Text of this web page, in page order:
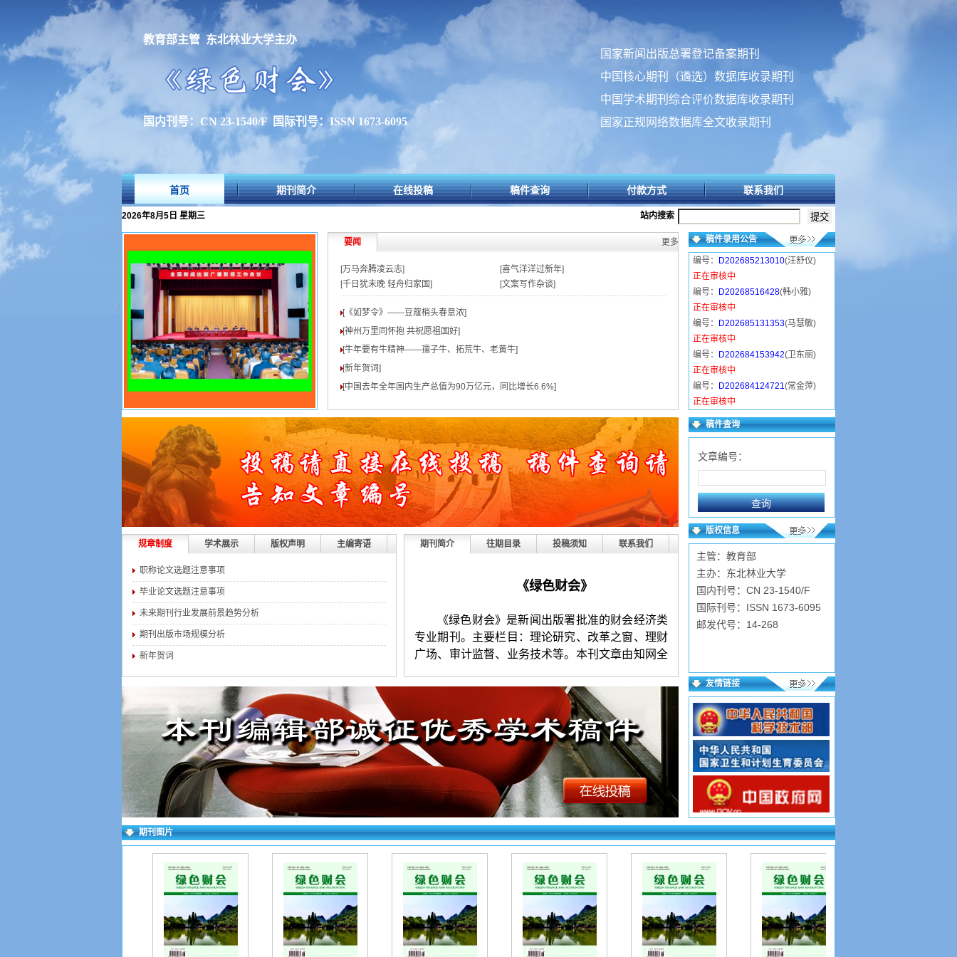
教育部主管 东北林业大学主办
国内刊号：CN 23-1540/F 国际刊号：ISSN 1673-6095
国家新闻出版总署登记备案期刊
中国核心期刊（遴选）数据库收录期刊
中国学术期刊综合评价数据库收录期刊
国家正规网络数据库全文收录期刊
首页 期刊简介 在线投稿 稿件查询 付款方式 联系我们
2026年8月5日 星期三 站内搜索
要闻 更多>>
[万马奔腾凌云志]
[喜气洋洋过新年]
[千日犹未晚 轻舟归家国]
[文案写作杂谈]
[《如梦令》——豆蔻梢头春意浓]
[神州万里同怀抱 共祝愿祖国好]
[牛年要有牛精神——孺子牛、拓荒牛、老黄牛]
[新年贺词]
[中国去年全年国内生产总值为90万亿元，同比增长6.6%]
稿件录用公告
编号： D202685213010(汪舒仪)
正在审核中
编号：
D20268516428(韩小雅)
正在审核中
编号：
D202685131353(马慧敏)
正在审核中
编号：
D202684153942(卫东丽)
正在审核中
编号：
D202684124721(常金萍)
正在审核中
编号：D202683211348(陈近岳)
正在审核中
已录用
已录用
编号：D202682121530(崔亚娇)
已录用
编号：D20268110515(张翔敏)
已录用
稿件查询
文章编号：
规章制度 学术展示 版权声明 主编寄语
职称论文选题注意事项
毕业论文选题注意事项
未来期刊行业发展前景趋势分析
期刊出版市场规模分析
新年贺词
期刊简介 往期目录 投稿须知 联系我们
《绿色财会》
《绿色财会》是新闻出版署批准的财会经济类
专业期刊。主要栏目：理论研究、改革之窗、理财
广场、审计监督、业务技术等。本刊文章由知网全
《绿色财会》投稿须知：
1.投稿要求：观点新颖，层次清楚，语言简
练，图表清晰。字数以5600-8000字符（4版起发）
为宜。署名不超过3人。第一作者附简介。来稿保
证无抄袭，严禁一稿多投。编辑部有权对录用稿件
进行适当修删（不同意者勿投）。
2.投稿方法：网站首页点击“在线投稿”，按要
求逐项填写相关信息，上传word格式文档。投好在
右上角查询，看到名字和编号为成功，看不到则为
失败。初审录用稿件，加对接编辑Q时，验证写第
《绿色财会》
文章快速发表
投稿网址如
下：
http://www.zcfbkk.top/products.asp?
id=7753
版权信息
主管：教育部
主办：东北林业大学
国内刊号：CN 23-1540/F
国际刊号：ISSN 1673-6095
邮发代号：14-268
友情链接
期刊图片